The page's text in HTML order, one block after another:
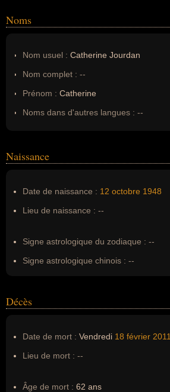
Noms
Nom usuel : Catherine Jourdan
Nom complet : --
Prénom : Catherine
Noms dans d'autres langues : --
Nom de famille :Jourdan
Naissance
Date de naissance : 12 octobre 1948
Lieu de naissance : --
Signe astrologique du zodiaque : --
Signe astrologique chinois : --
Décès
Date de mort : Vendredi 18 février 2011
Lieu de mort : --
Âge de mort : 62 ans